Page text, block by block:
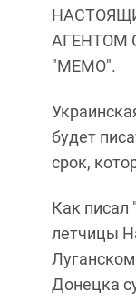
АГЕНТОМ
"МЕМО".
будет
срок,
Как писал "
летчицы
Донецка